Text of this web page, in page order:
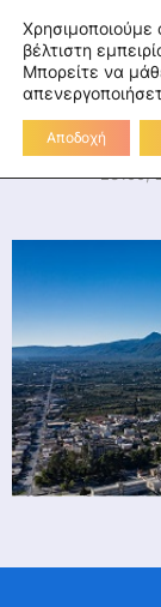
Skip
content
fa tu
23100,
βέλτιστη
Μπορείτε να
Αποδοχή